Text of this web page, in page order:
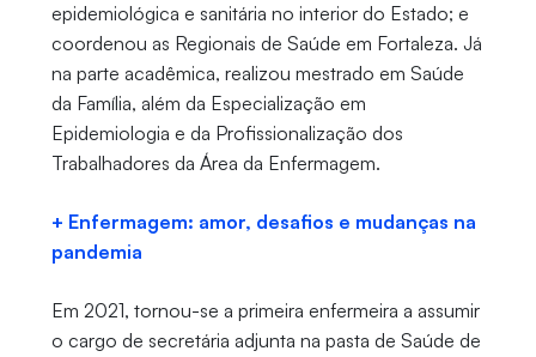
epidemiológica e sanitária no interior do Estado; e
coordenou as Regionais de Saúde em Fortaleza. Já
na parte acadêmica, realizou mestrado em Saúde
da Família, além da Especialização em
Epidemiologia e da Profissionalização dos
Trabalhadores da Área da Enfermagem.
+ Enfermagem: amor, desafios e mudanças na
pandemia
Em 2021, tornou-se a primeira enfermeira a assumir
o cargo de secretária adjunta na pasta de Saúde de